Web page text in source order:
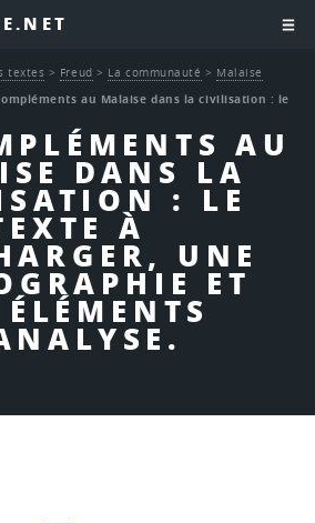
AU
DANS LA
: LE
À
UNE
ET
textes > Freud > La communauté > Malaise
au Malaise dans la civilisation : le